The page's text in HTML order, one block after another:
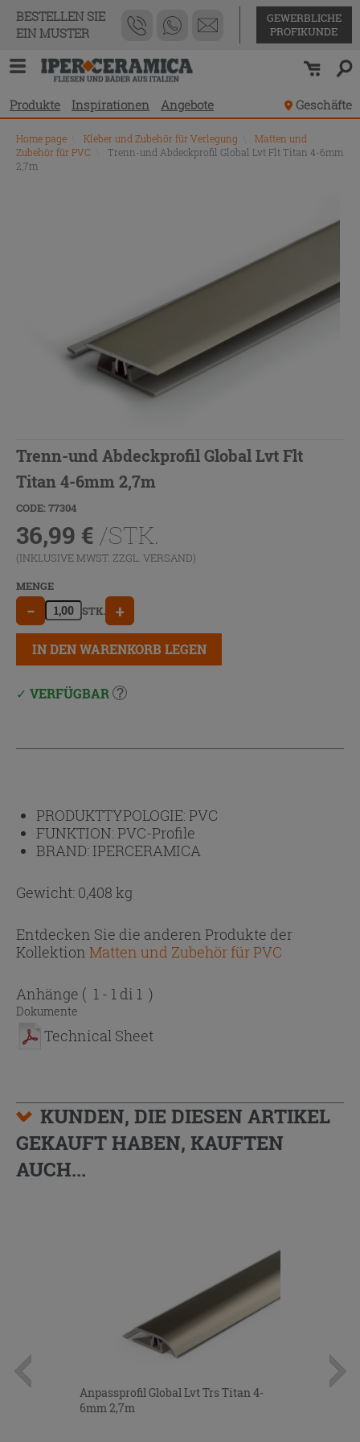
BESTELLEN SIE
EIN MUSTER
GEWERBLICHE
PROFIKUNDE
Produkte Inspirationen Angebote Geschäfte
Home page Kleber und Zubehör für Verlegung
Matten und
Zubehör für PVC
Trenn-und Abdeckprofil Global Lvt Flt Titan 4-6mm
2,7m
Trenn-und Abdeckprofil Global Lvt Flt
Titan 4-6mm 2,7m
CODE: 77304
36,99 € /STK.
(INKLUSIVE MWST. ZZGL. VERSAND)
MENGE
− STK. +
IN DEN WARENKORB LEGEN
VERFÜGBAR
PRODUKTTYPOLOGIE:PVC
FUNKTION:PVC-Profile
BRAND: IPERCERAMICA
Gewicht: 0,408 kg
Entdecken Sie die anderen Produkte der
Kollektion Matten und Zubehör für PVC
Anhänge ( 1 - 1 di 1 )
Dokumente
Technical Sheet
KUNDEN, DIE DIESEN ARTIKEL
GEKAUFT HABEN, KAUFTEN
AUCH...
Anpassprofil Global Lvt Trs Titan 4-
6mm 2,7m